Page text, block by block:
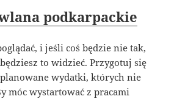
podkarpackie
i jeśli coś będzie nie tak,
to widzieć. Przygotuj się
wydatki, których nie
móc wystartować z pracami